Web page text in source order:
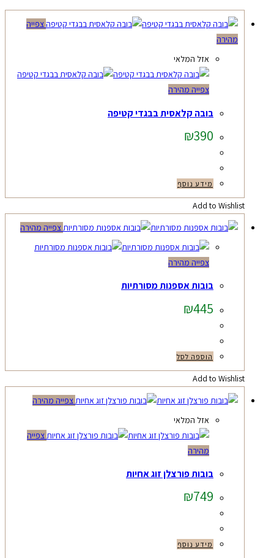
צפייה
מהירה
אזל המלאי
צפייה מהירה
בובה קלאסית בבגדי קטיפה
₪390
מידע נוסף
Add to Wishlist
צפייה מהירה
צפייה מהירה
בובות אספנות מסורתיות
₪445
הוספה לסל
Add to Wishlist
צפייה מהירה
אזל המלאי
צפייה
מהירה
בובות פורצלן זוג אחיות
₪749
מידע נוסף